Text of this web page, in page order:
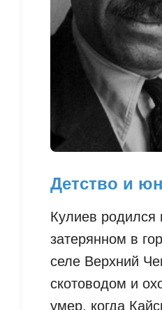
Детство и
Кулиев родился
затерянном в
селе Верхний
скотоводом и
умер, когда